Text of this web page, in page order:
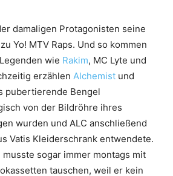
damaligen Protagonisten seine
Yo! MTV Raps. Und so kommen
wie Rakim, MC Lyte und
erzählen Alchemist und
pubertierende Bengel
von der Bildröhre ihres
wurden und ALC anschließend
Vatis Kleiderschrank entwendete.
musste sogar immer montags mit
tauschen, weil er kein